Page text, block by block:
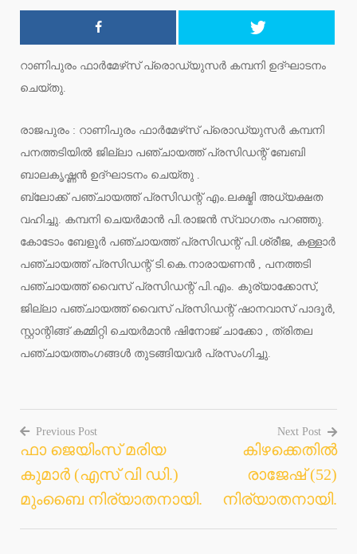
റാണിപുരം ഫാര്‍മേഴ്‌സ് പ്രൊഡ്യുസര്‍ കമ്പനി ഉദ്ഘാടനം
ചെയ്തു.
രാജപുരം : റാണിപുരം ഫാര്‍മേഴ്‌സ് പ്രൊഡ്യുസര്‍ കമ്പനി
പനത്തടിയിൽ ജില്ലാ പഞ്ചായത്ത് പ്രസിഡന്റ് ബേബി
ബാലകൃഷ്ണൻ ഉദ്ഘാടനം ചെയ്തു .
ബ്ലോക്ക് പഞ്ചായത്ത് പ്രസിഡന്റ് എം.ലക്ഷ്മി അധ്യക്ഷത
വഹിച്ചു. കമ്പനി ചെയർമാൻ പി.രാജൻ സ്വാഗതം പറഞ്ഞു.
കോടോം ബേളൂർ പഞ്ചായത്ത് പ്രസിഡന്റ് പി.ശ്രീജ, കള്ളാർ
പഞ്ചായത്ത് പ്രസിഡന്റ് ടി.കെ.നാരായണൻ , പനത്തടി
പഞ്ചായത്ത് വൈസ് പ്രസിഡന്റ് പി.എം. കുര്യാക്കോസ്,
ജില്ലാ പഞ്ചായത്ത് വൈസ് പ്രസിഡന്റ് ഷാനവാസ് പാദൂർ,
സ്റ്റാന്റിങ്ങ് കമ്മിറ്റി ചെയർമാൻ ഷിനോജ് ചാക്കോ , ത്രിതല
പഞ്ചായത്തംഗങ്ങൾ തുടങ്ങിയവർ പ്രസംഗിച്ചു.
Post
navigation
Previous Post
ഫാ ജെയിംസ് മരിയ
കുമാർ (എസ് വി ഡി.)
മുംബൈ നിര്യാതനായി.
Next Post
കിഴക്കെതിൽ
രാജേഷ് (52)
നിര്യാതനായി.